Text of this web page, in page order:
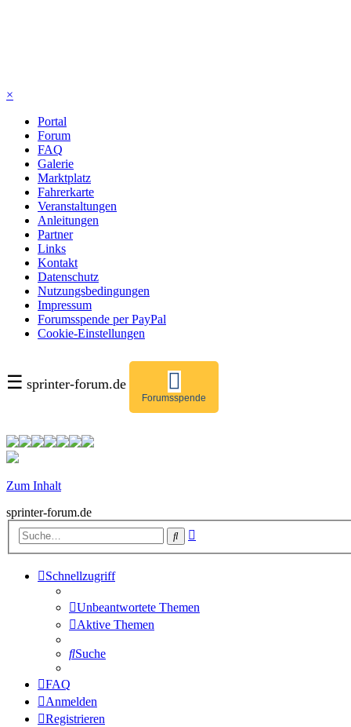
×
Portal
Forum
FAQ
Galerie
Marktplatz
Fahrerkarte
Veranstaltungen
Anleitungen
Partner
Links
Kontakt
Datenschutz
Nutzungsbedingungen
Impressum
Forumsspende per PayPal
Cookie-Einstellungen
☰ sprinter-forum.de
Forumsspende
Zum Inhalt
sprinter-forum.de
Suche
Schnellzugriff
Unbeantwortete Themen
Aktive Themen
Suche
FAQ
Anmelden
Registrieren